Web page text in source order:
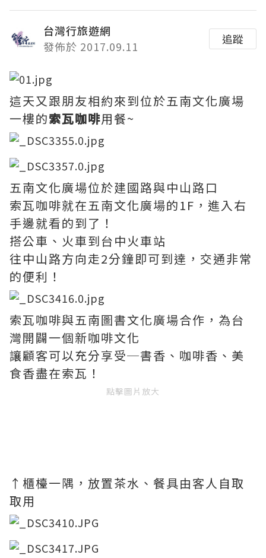
台灣行旅遊網
發佈於 2017.09.11
追蹤
這天又跟朋友相約來到位於五南文化廣場
一樓的索瓦咖啡用餐~
五南文化廣場位於建國路與中山路口
索瓦咖啡就在五南文化廣場的1F，進入右
手邊就看的到了！
搭公車、火車到台中火車站
往中山路方向走2分鐘即可到達，交通非常
的便利！
索瓦咖啡與五南圖書文化廣場合作，為台
灣開闢一個新咖啡文化
讓顧客可以充分享受─書香、咖啡香、美
食香盡在索瓦！
點擊圖片放大
↑櫃檯一隅，放置茶水、餐具由客人自取
取用